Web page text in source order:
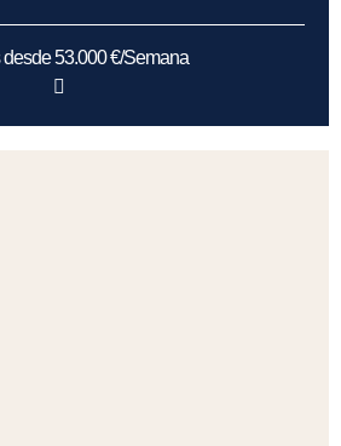
desde 53.000 €/Semana